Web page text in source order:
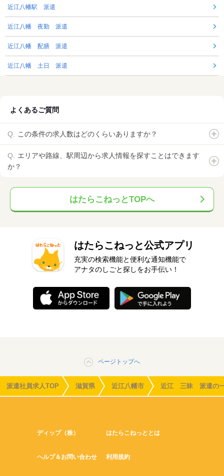
近江八幡駅 派遣
近江八幡 夜勤 派遣
近江八幡 配膳 派遣
近江八幡 土日 派遣
よくあるご質問
この条件の求人数はどのくらいありますか？
エリアや路線、駅周辺から求人情報を探すことはできます
か？
はたらこねっとTOPへ
はたらこねっと公式アプリ
充実の検索機能と便利な通知機能で
アナタのしごと探しをお手伝い！
ページトップへ
派遣社員求人TOP 滋賀県 近江八幡市 近江 三昧 派遣の
ディップ（株） はたらこねっととは
ヘルプ＆お問い合わせ 利用規約